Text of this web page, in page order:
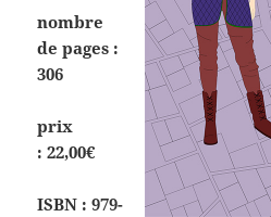
nombre
de pages :
306
prix
: 22,00€
ISBN :979-